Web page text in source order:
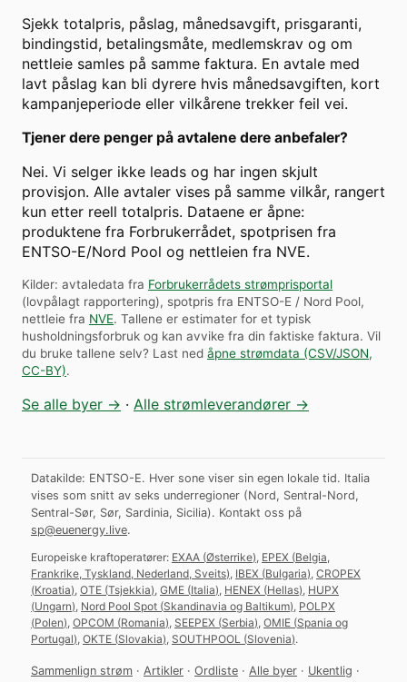
Sjekk totalpris, påslag, månedsavgift, prisgaranti,
bindingstid, betalingsmåte, medlemskrav og om
nettleie samles på samme faktura. En avtale med
lavt påslag kan bli dyrere hvis månedsavgiften, kort
kampanjeperiode eller vilkårene trekker feil vei.
Tjener dere penger på avtalene dere anbefaler?
Nei. Vi selger ikke leads og har ingen skjult
provisjon. Alle avtaler vises på samme vilkår, rangert
kun etter reell totalpris. Dataene er åpne:
produktene fra Forbrukerrådet, spotprisen fra
ENTSO-E/Nord Pool og nettleien fra NVE.
Kilder: avtaledata fra Forbrukerrådets strømprisportal
(lovpålagt rapportering), spotpris fra ENTSO-E / Nord Pool,
nettleie fra NVE. Tallene er estimater for et typisk
husholdningsforbruk og kan avvike fra din faktiske faktura. Vil
du bruke tallene selv? Last ned åpne strømdata (CSV/JSON,
CC-BY).
Se alle byer → · Alle strømleverandører →
Datakilde: ENTSO-E. Hver sone viser sin egen lokale tid. Italia
vises som snitt av seks underregioner (Nord, Sentral-Nord,
Sentral-Sør, Sør, Sardinia, Sicilia). Kontakt oss på
sp@euenergy.live.
Europeiske kraftoperatører: EXAA (Østerrike), EPEX (Belgia,
Frankrike, Tyskland, Nederland, Sveits), IBEX (Bulgaria), CROPEX
(Kroatia), OTE (Tsjekkia), GME (Italia), HENEX (Hellas), HUPX
(Ungarn), Nord Pool Spot (Skandinavia og Baltikum), POLPX
(Polen), OPCOM (Romania), SEEPEX (Serbia), OMIE (Spania og
Portugal), OKTE (Slovakia), SOUTHPOOL (Slovenia).
Sammenlign strøm · Artikler · Ordliste · Alle byer · Ukentlig ·